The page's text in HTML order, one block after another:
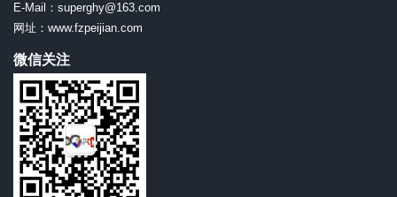
E-Mail：superghy@163.com
网址：www.fzpeijian.com
微信关注